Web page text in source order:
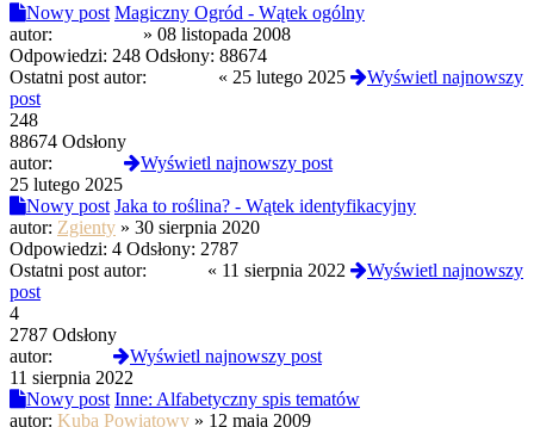
Nowy post Magiczny Ogród - Wątek ogólny
autor:
» 08 listopada 2008
Odpowiedzi: 248 Odsłony: 88674
Ostatni post autor:
« 25 lutego 2025
Wyświetl najnowszy
post
248
88674 Odsłony
autor:
Wyświetl najnowszy post
25 lutego 2025
Nowy post Jaka to roślina? - Wątek identyfikacyjny
autor: Zgienty » 30 sierpnia 2020
Odpowiedzi: 4 Odsłony: 2787
Ostatni post autor:
« 11 sierpnia 2022
Wyświetl najnowszy
post
4
2787 Odsłony
autor:
Wyświetl najnowszy post
11 sierpnia 2022
Nowy post Inne: Alfabetyczny spis tematów
autor: Kuba Powiatowy » 12 maja 2009